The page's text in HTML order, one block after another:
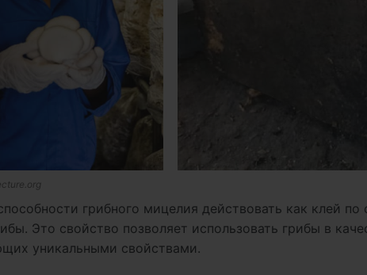
грибного мицелия действовать как клей
Это свойство позволяет использовать грибы в
уникальными свойствами.